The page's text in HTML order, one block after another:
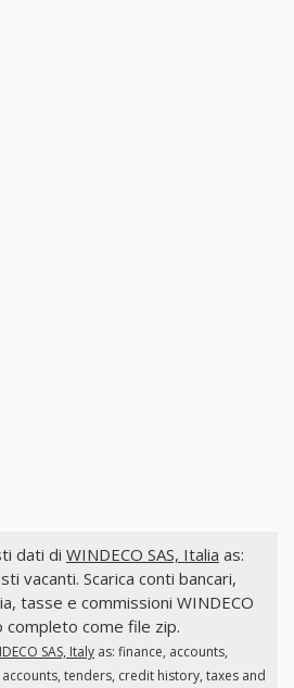
dati di WINDECO SAS, Italia as:
vacanti. Scarica conti bancari,
tasse e commissioni WINDECO
completo come file zip.
SAS, Italyas: finance, accounts,
tenders, credit history, taxes and